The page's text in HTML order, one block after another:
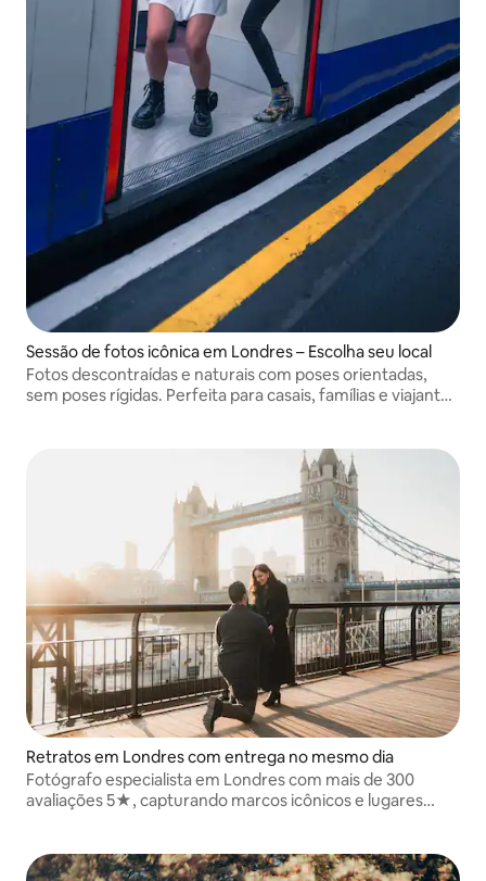
Sessão de fotos icônica em Londres – Escolha seu local
Fotos descontraídas e naturais com poses orientadas,
sem poses rígidas. Perfeita para casais, famílias e viajantes
Retratos em Londres com entrega no mesmo dia
Fotógrafo especialista em Londres com mais de 300
avaliações 5★, capturando marcos icônicos e lugares
inesquecíveis.